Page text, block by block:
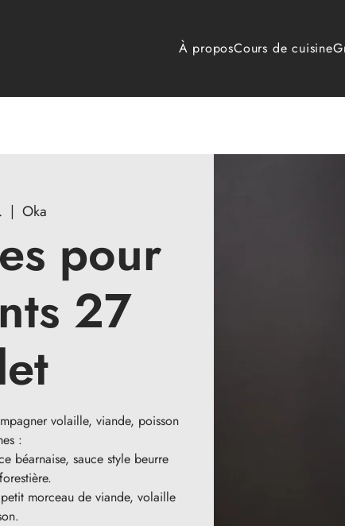
À proposCours de cuisine
  |
Oka
pour
27
volaille, viande, poisson
:
béarnaise, sauce style beurre
morceau de viande, volaille